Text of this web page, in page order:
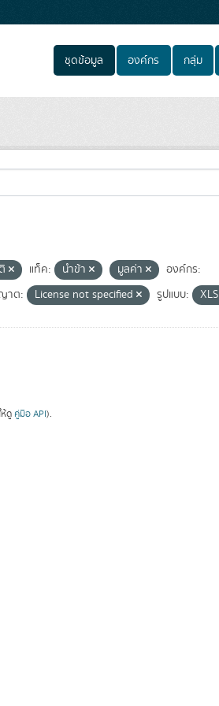
ชุดข้อมูล องค์กร กลุ่ม
แท็ค: นำข้า มูลค่า
องค์กร:
าต: License not specified รูปแบบ: XLS
ห้ดู คู่มือ API).